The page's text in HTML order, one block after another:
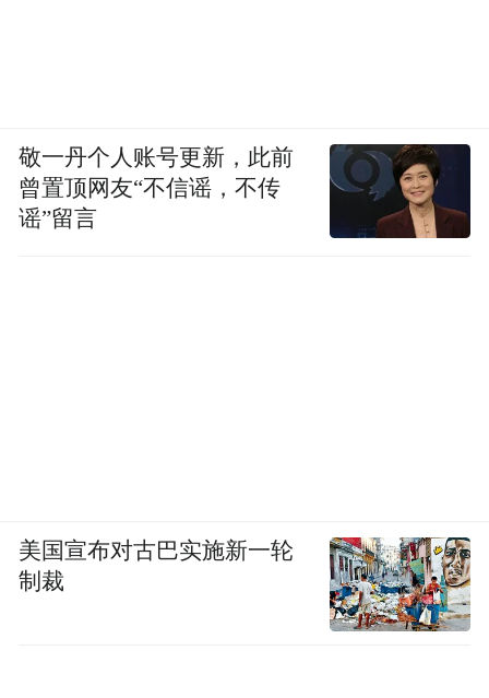
敬一丹个人账号更新，此前
曾置顶网友“不信谣，不传
谣”留言
美国宣布对古巴实施新一轮
制裁